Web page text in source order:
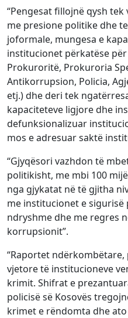
“Pengesat fillojnë qysh
me presione politike dhe
joformale, mungesa e
institucionet përkatëse
Prokuroritë, Prokuroria
Antikorrupsion, Policia,
etj.) dhe deri tek
kapaciteteve ligjore dhe
defunksionalizuar
mos e adresuar saktë
“Gjyqësori vazhdon të
politikisht, me mbi 100
nga gjykatat në të gjitha
me institucionet e sigurisë
ndryshme dhe me regres
korrupsionit”.
“Raportet
vjetore të institucioneve
krimit. Shifrat e
policisë së Kosovës
krimet e rëndomta dhe